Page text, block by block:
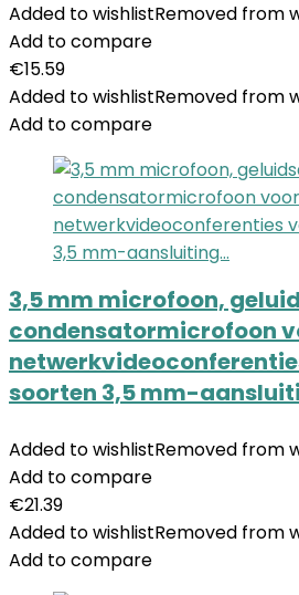
Added to wishlistRemoved from
Add to compare
€15.59
Added to wishlistRemoved from
Add to compare
3,5 mm microfoon,
condensatormicrofoon
soorten 3,5 mm-
Added to wishlistRemoved from
Add to compare
€21.39
Added to wishlistRemoved from
Add to compare